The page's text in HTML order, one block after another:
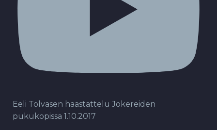
Eeli Tolvasen haastattelu Jokereiden
pukukopissa 1.10.2017